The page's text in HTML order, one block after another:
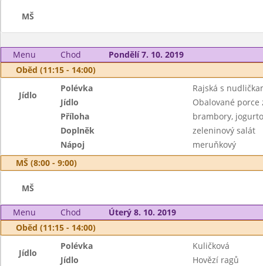
MŠ
Menu Chod
Pondělí 7. 10. 2019
Oběd (11:15 - 14:00)
Jídlo
Polévka
Rajská s
Jídlo
Obalované porce
Příloha
brambory,
Doplněk
zeleninový salát
Nápoj
meruňkový
MŠ (8:00 - 9:00)
MŠ
Menu Chod
Úterý 8. 10. 2019
Oběd (11:15 - 14:00)
Jídlo
Polévka
Kuličková
Jídlo
Hovězí ragů